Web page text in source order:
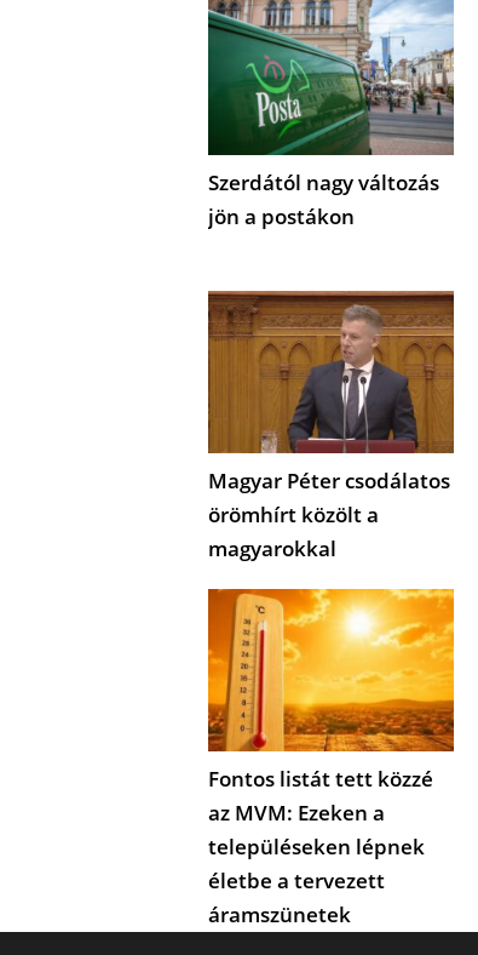
Szerdától nagy változás
jön a postákon
Magyar Péter csodálatos
örömhírt közölt a
magyarokkal
Fontos listát tett közzé
az MVM: Ezeken a
településeken lépnek
életbe a tervezett
áramszünetek